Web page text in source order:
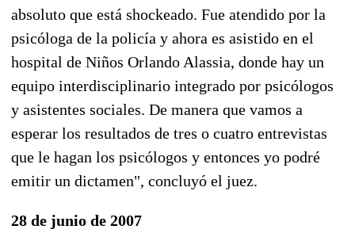
absoluto que está shockeado. Fue atendido por la
psicóloga de la policía y ahora es asistido en el
hospital de Niños Orlando Alassia, donde hay un
equipo interdisciplinario integrado por psicólogos
y asistentes sociales. De manera que vamos a
esperar los resultados de tres o cuatro entrevistas
que le hagan los psicólogos y entonces yo podré
emitir un dictamen", concluyó el juez.
28 de junio de 2007